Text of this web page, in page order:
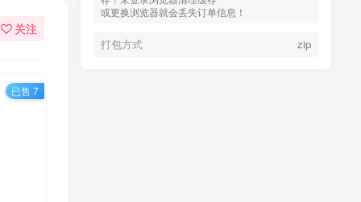
关注
已售 7
或更换浏览器就会丢失订单信息！
打包方式 zip
或更换浏览器就会丢失订单信息！
打包方式 zip